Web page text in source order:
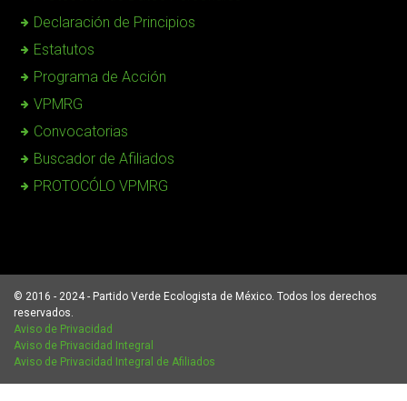
Declaración de Principios
Estatutos
Programa de Acción
VPMRG
Convocatorias
Buscador de Afiliados
PROTOCÓLO VPMRG
© 2016 - 2024 - Partido Verde Ecologista de México. Todos los derechos
reservados.
Aviso de Privacidad
Aviso de Privacidad Integral
Aviso de Privacidad Integral de Afiliados